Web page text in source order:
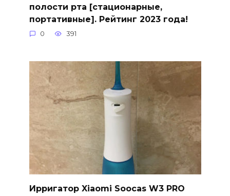
полости рта [стационарные,
портативные]. Рейтинг 2023 года!
0 391
Ирригатор Xiaomi Soocas W3 PRO